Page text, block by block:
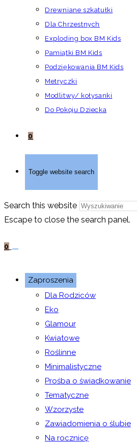
Drewniane szkatułki
Dla Chrzestnych
Exploding box BM Kids
Pamiątki BM Kids
Podziękowania BM Kids
Metryczki
Modlitwy/ kołysanki
Do Pokoju Dziecka
0
Toggle website search
Search this website
Escape to close the search panel.
0
Zaproszenia
Dla Rodziców
Eko
Glamour
Kwiatowe
Roślinne
Minimalistyczne
Prośba o świadkowanie
Tematyczne
Wzorzyste
Zawiadomienia o ślubie
Na rocznicę